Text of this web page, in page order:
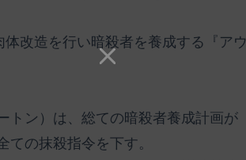
改造を行い暗殺者を養成する『アウ
トン）は、総ての暗殺者養成計画が
の抹殺指令を下す。